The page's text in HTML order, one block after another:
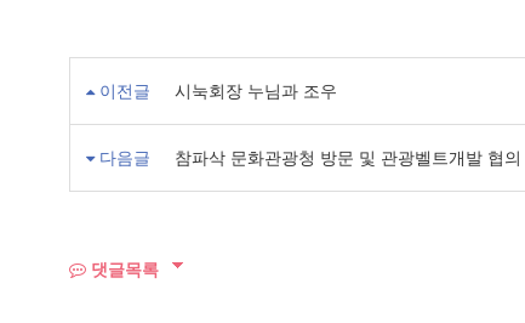
이전글 시눅회장 누님과 조우
다음글 참파삭 문화관광청 방문 및 관광벨트개발 협의
댓글목록